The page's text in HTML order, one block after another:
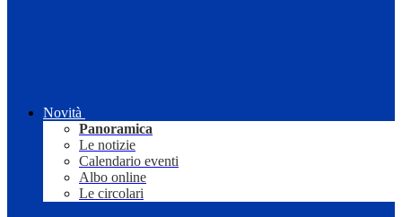
Novità
Panoramica
Le notizie
Calendario eventi
Albo online
Le circolari